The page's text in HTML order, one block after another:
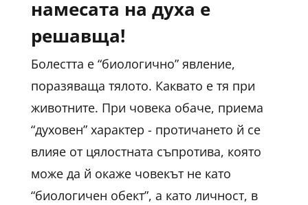
намесата на духа е
решавща!
Болестта е “биологично” явление,
поразяваща тялото. Каквато е тя при
животните. При човека обаче, приема
“духовен” характер - протичането й се
влияе от цялостната съпротива, която
може да й окаже човекът не като
“биологичен обект”, а като личност, в